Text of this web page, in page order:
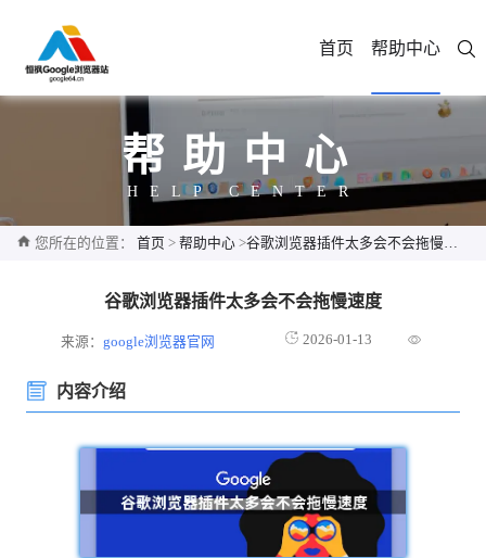
首页 帮助中心
帮助中心
HELP CENTER
您所在的位置： 首页 > 帮助中心 >谷歌浏览器插件太多会不会拖慢速度
谷歌浏览器插件太多会不会拖慢速度
来源：google浏览器官网 2026-01-13
内容介绍